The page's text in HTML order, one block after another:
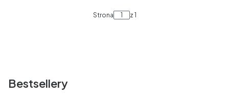
Strona z 1
Bestsellery